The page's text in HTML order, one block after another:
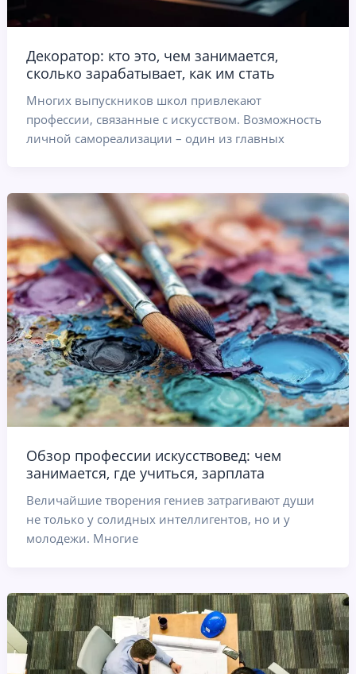
Декоратор: кто это, чем занимается,
сколько зарабатывает, как им стать
Многих выпускников школ привлекают
профессии, связанные с искусством. Возможность
личной самореализации – один из главных
Обзор профессии искусствовед: чем
занимается, где учиться, зарплата
Величайшие творения гениев затрагивают души
не только у солидных интеллигентов, но и у
молодежи. Многие